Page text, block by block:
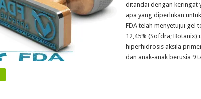
ditandai dengan keringat
apa yang diperlukan
FDA telah menyetujui gel
12,45% (Sofdra; Botanix)
hiperhidrosis aksila
dan anak-anak berusia 9